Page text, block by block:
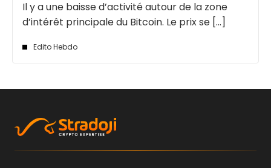
Il y a une baisse d’activité autour de la zone
d’intérêt principale du Bitcoin. Le prix se [...]
Edito Hebdo